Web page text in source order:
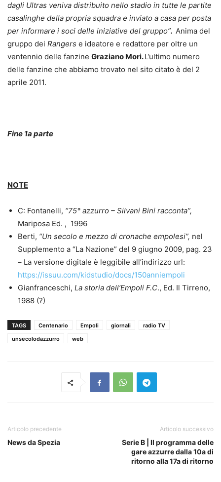
dagli Ultras veniva distribuito nello stadio in tutte le partite
casalinghe della propria squadra e inviato a casa per posta
per informare i soci delle iniziative del gruppo”. Anima del
gruppo dei Rangers e ideatore e redattore per oltre un
ventennio delle fanzine Graziano Mori.L’ultimo numero
delle fanzine che abbiamo trovato nel sito citato è del 2
aprile 2011.
Fine 1a parte
NOTE
C: Fontanelli, “75° azzurro – Silvani Bini racconta”,
Mariposa Ed. , 1996
Berti, “Un secolo e mezzo di cronache empolesi”, nel
Supplemento a “La Nazione” del 9 giugno 2009, pag. 23
– La versione digitale è leggibile all’indirizzo url:
https://issuu.com/kidstudio/docs/150anniempoli
Gianfranceschi, La storia dell’Empoli F.C., Ed. Il Tirreno,
1988 (?)
TAGS Centenario Empoli giornali
radio TV
unsecolodazzurro
web
Articolo precedente
News da Spezia
Articolo successivo
Serie B | Il programma delle
gare azzurre dalla 10a di
ritorno alla 17a di ritorno